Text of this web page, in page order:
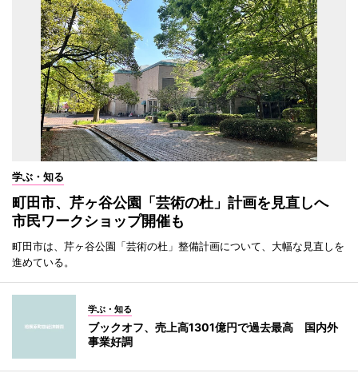
学ぶ・知る
町田市、芹ヶ谷公園「芸術の杜」計画を見直しへ
市民ワークショップ開催も
町田市は、芹ヶ谷公園「芸術の杜」整備計画について、大幅な見直しを
進めている。
学ぶ・知る
ブックオフ、売上高1301億円で過去最高 国内外
事業好調